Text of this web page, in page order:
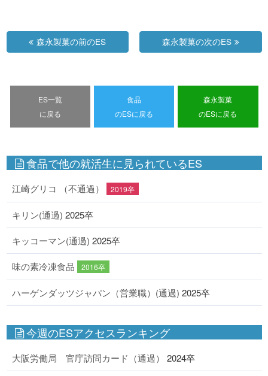
森永製菓の前のES 森永製菓の次のES
ES一覧
に戻る
食品
のESに戻る
森永製菓
のESに戻る
食品で他の就活生に見られているES
江崎グリコ （不通過） 2019卒
キリン(通過) 2025卒
キッコーマン(通過) 2025卒
味の素冷凍食品 2016卒
ハーゲンダッツジャパン（営業職）(通過) 2025卒
今週のESアクセスランキング
大阪労働局 官庁訪問カード（通過） 2024卒